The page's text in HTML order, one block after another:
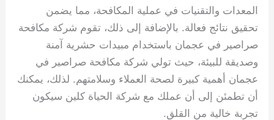
المعدات والتقنيات في عملية المكافحة، مما يضمن
تحقيق نتائج فعالة. بالإضافة إلى ذلك، تقوم شركة مكافحة
صراصير في عجمان باستخدام مبيدات حشرية آمنة
وصديقة للبيئة، حيث تولي شركة مكافحة صراصير في
عجمان أهمية كبيرة لصحة العملاء وسلامتهم. لذلك، يمكنك
أن تطمئن إلى أن عملك مع شركة الحياة كلين سيكون
تجربة خالية من القلق.